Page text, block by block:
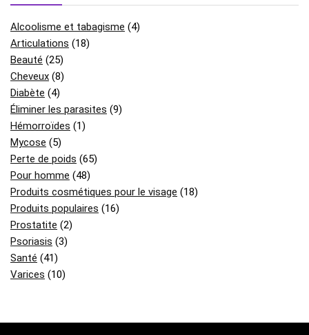
Alcoolisme et tabagisme (4)
Articulations (18)
Beauté (25)
Cheveux (8)
Diabète (4)
Éliminer les parasites (9)
Hémorroïdes (1)
Mycose (5)
Perte de poids (65)
Pour homme (48)
Produits cosmétiques pour le visage (18)
Produits populaires (16)
Prostatite (2)
Psoriasis (3)
Santé (41)
Varices (10)